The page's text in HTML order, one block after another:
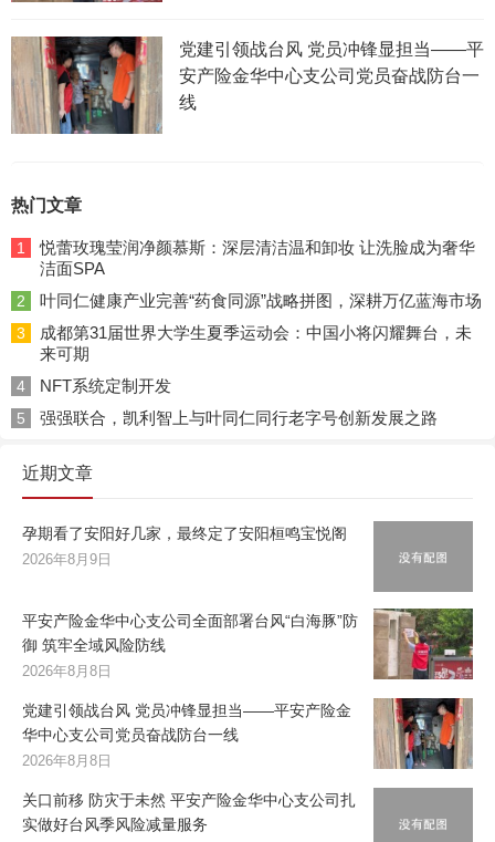
党建引领战台风 党员冲锋显担当——平
安产险金华中心支公司党员奋战防台一
线
热门文章
1
悦蕾玫瑰莹润净颜慕斯：深层清洁温和卸妆 让洗脸成为奢华
洁面SPA
2 叶同仁健康产业完善“药食同源”战略拼图，深耕万亿蓝海市场
3
成都第31届世界大学生夏季运动会：中国小将闪耀舞台，未
来可期
4 NFT系统定制开发
5 强强联合，凯利智上与叶同仁同行老字号创新发展之路
近期文章
孕期看了安阳好几家，最终定了安阳桓鸣宝悦阁
2026年8月9日
平安产险金华中心支公司全面部署台风“白海豚”防
御 筑牢全域风险防线
2026年8月8日
党建引领战台风 党员冲锋显担当——平安产险金
华中心支公司党员奋战防台一线
2026年8月8日
关口前移 防灾于未然 平安产险金华中心支公司扎
实做好台风季风险减量服务